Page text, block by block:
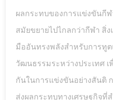
ผลกระทบของการแข่งขันกี
สมัยขยายไปไกลกว่ากีฬา สิ่
มืออันทรงพลังสำหรับการทู
วัฒนธรรมระหว่างประเทศ
กันในการแข่งขันอย่างสันติ
ส่งผลกระทบทางเศรษฐกิจที่